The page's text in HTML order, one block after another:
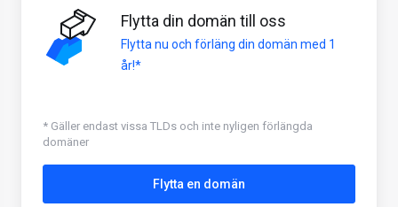
Flytta din domän till oss
Flytta nu och förläng din domän med 1
år!*
* Gäller endast vissa TLDs och inte nyligen förlängda
domäner
Flytta en domän